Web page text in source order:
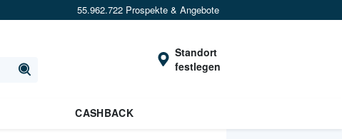
55.962.722 Prospekte & Angebote
Standort
festlegen
CASHBACK